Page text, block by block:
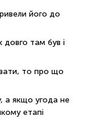
його до
довго там був і
то про що
а якщо угода не
етапі